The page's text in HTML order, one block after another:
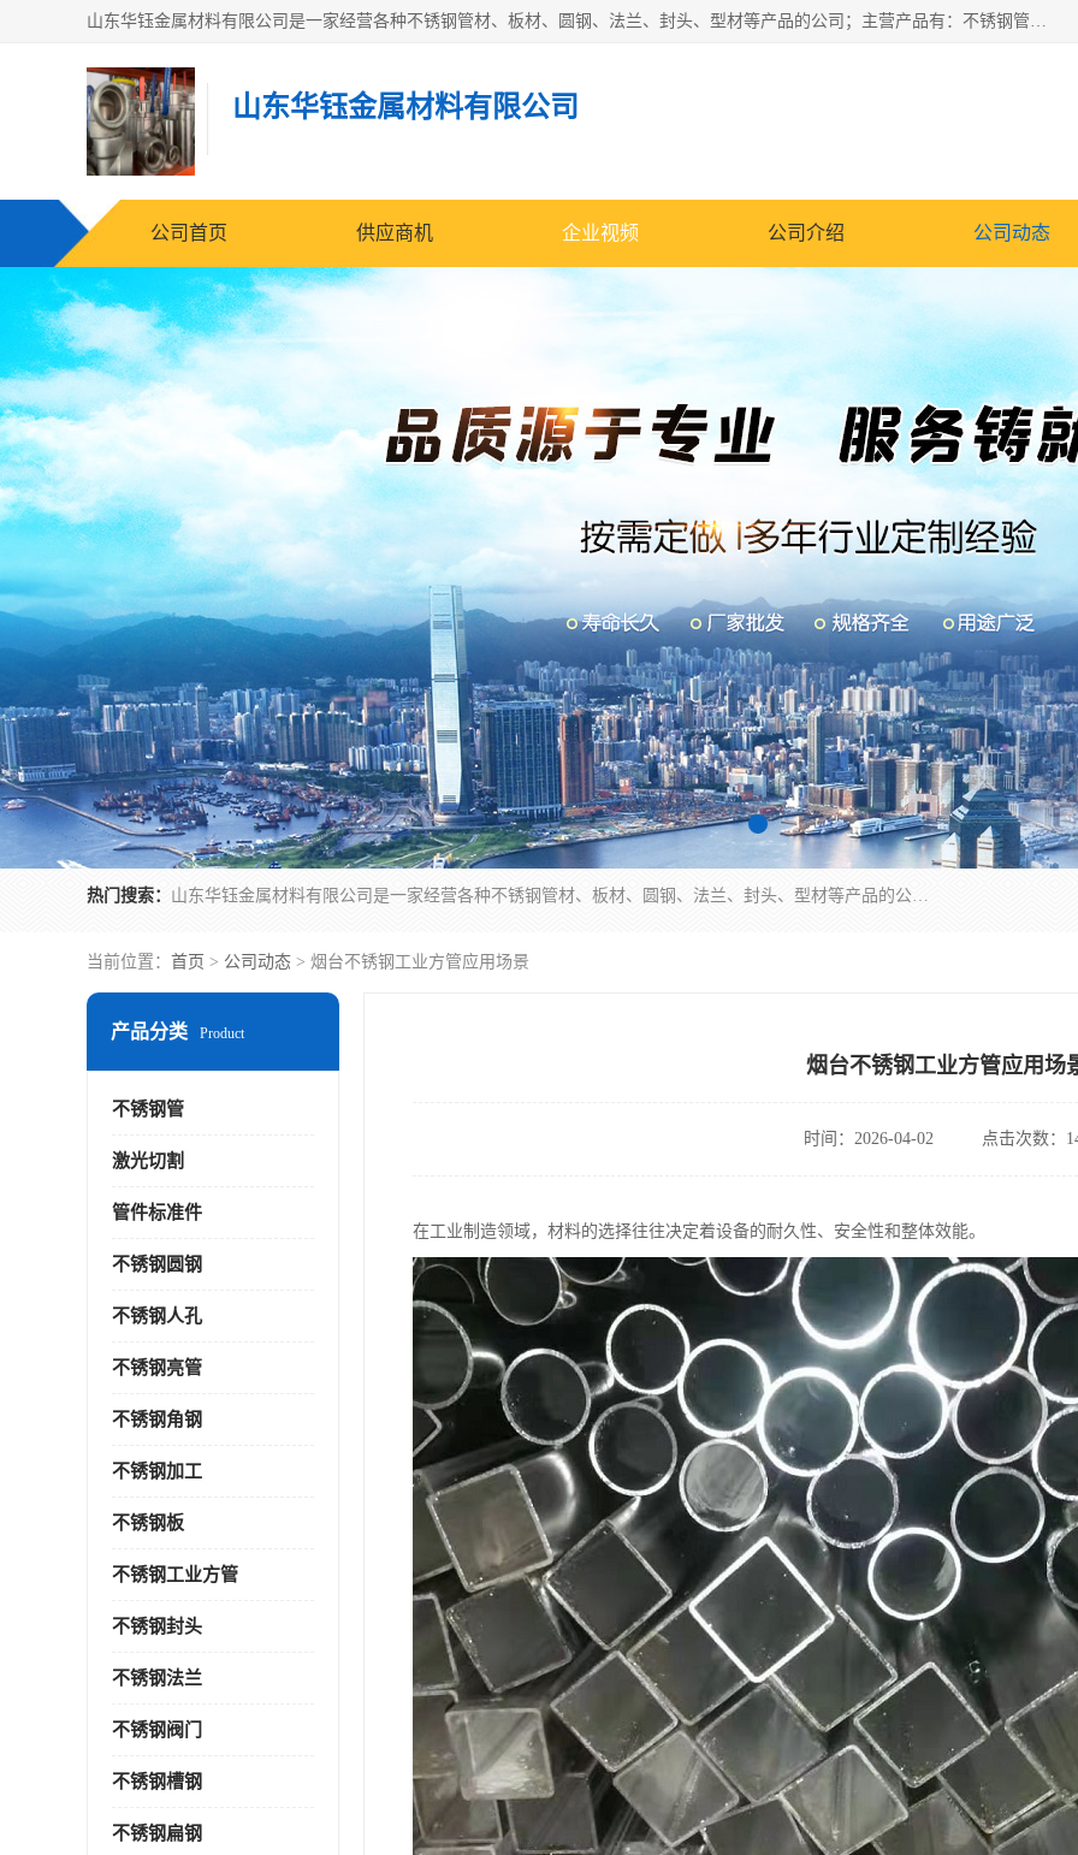
山东华钰金属材料有限公司是一家经营各种不锈钢管材、板材、圆钢、法兰、封头、型材等产品的公司；主营产品有：不锈钢管，激光切割，管件标准件，不锈钢圆钢，不锈钢人孔，不锈钢亮管，不锈钢角钢，不锈钢加工，不锈钢管子，不锈钢工业方管，不锈钢封头，不锈钢法兰，不锈钢阀门，不锈钢槽钢，不锈钢扁钢，不锈钢板等；可为客户制作各种规格的型材及不锈钢配件、非标准件及各种容器具等，能满足客户的不同采购要求。
山东华钰金属材料有限公司
公司首页 供应商机 企业视频 公司介绍 公司动态
热门搜索： 山东华钰金属材料有限公司是一家经营各种不锈钢管材、板材、圆钢、法兰、封头、型材等产品的公司；主营产品有：不锈钢管，激光切割，管件标准件，不锈钢圆钢，不锈钢人孔，不锈钢亮管，不锈钢角钢，不锈钢加工，不锈钢管子，不锈钢工业方管，不锈钢封头，不锈钢法兰，不锈钢阀门，不锈钢槽钢，不锈钢扁钢，不锈钢板等；可为客户制作各种规格的型材及不锈钢配件、非标准件及各种容器具等，能满足客户的不同采购要求。
当前位置： 首页 > 公司动态 > 烟台不锈钢工业方管应用场景
产品分类 Product
不锈钢管
激光切割
管件标准件
不锈钢圆钢
不锈钢人孔
不锈钢亮管
不锈钢角钢
不锈钢加工
不锈钢板
不锈钢工业方管
不锈钢封头
不锈钢法兰
不锈钢阀门
不锈钢槽钢
不锈钢扁钢
烟台不锈钢工业方管应用场
时间：2026-04-02 点击次数：
在工业制造领域，材料的选择往往决定着设备的耐久性、安全性和整体效能。